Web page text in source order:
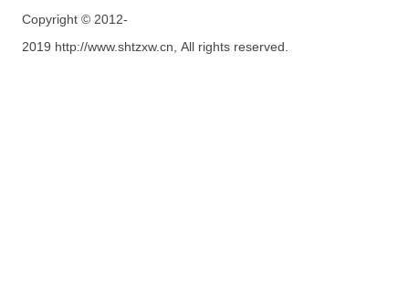
Copyright © 2012-
2019 http://www.shtzxw.cn, All rights reserved.